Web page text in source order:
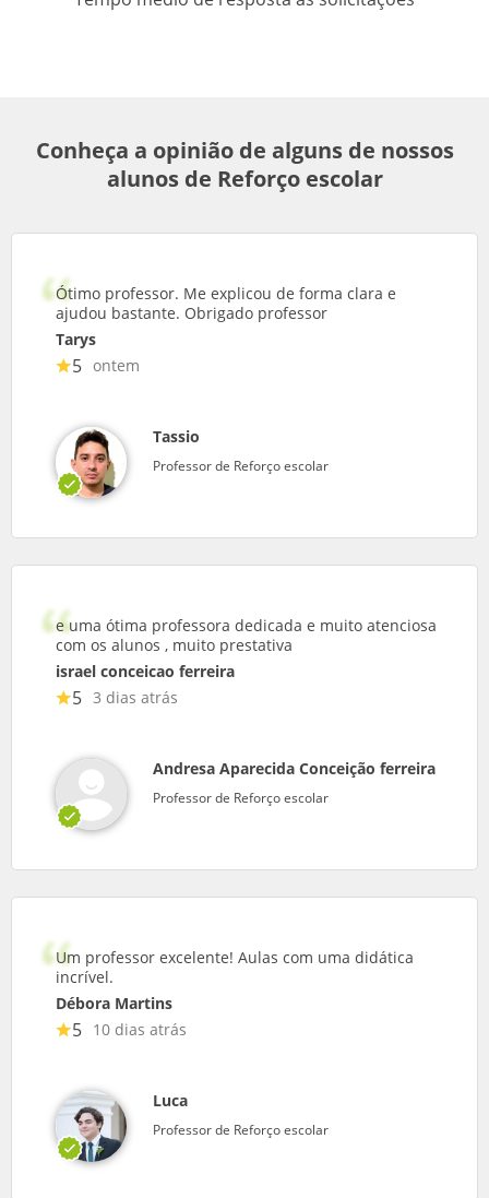
Conheça a opinião de alguns de nossos
alunos de Reforço escolar
Ótimo professor. Me explicou de forma clara e
ajudou bastante. Obrigado professor
Tarys
5 ontem
Tassio
Professor de Reforço escolar
e uma ótima professora dedicada e muito atenciosa
com os alunos , muito prestativa
israel conceicao ferreira
5 3 dias atrás
Andresa Aparecida Conceição ferreira
Professor de Reforço escolar
Um professor excelente! Aulas com uma didática
incrível.
Débora Martins
5 10 dias atrás
Luca
Professor de Reforço escolar